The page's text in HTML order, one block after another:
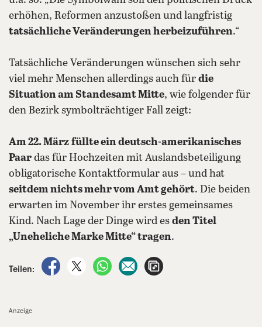
erhöhen, Reformen anzustoßen und langfristig
tatsächliche Veränderungen herbeizuführen.“
Tatsächliche Veränderungen wünschen sich sehr
viel mehr Menschen allerdings auch für die
Situation am Standesamt Mitte, wie folgender für
den Bezirk symbolträchtiger Fall zeigt:
Am 22. März füllte ein deutsch-amerikanisches
Paar das für Hochzeiten mit Auslandsbeteiligung
obligatorische Kontaktformular aus – und hat
seitdem nichts mehr vom Amt gehört. Die beiden
erwarten im November ihr erstes gemeinsames
Kind. Nach Lage der Dinge wird es den Titel
„Uneheliche Marke Mitte“ tragen.
Teilen:
auf Facebook teilen
auf X teilenper WhatsApp teilen
per E-Mail teilen
Anzeige